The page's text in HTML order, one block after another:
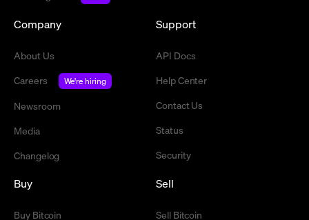
Company
About Us
Careers
We're hiring
Newsroom
Media
Changelog
Support
API Docs
Help Center
Contact Us
Status
Security
Buy
Buy Bitcoin
Sell
Sell Bitcoin